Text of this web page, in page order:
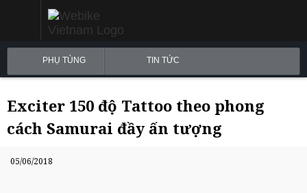
PHỤ TÙNG TIN TỨC
Exciter 150 độ Tattoo theo phong
cách Samurai đầy ấn tượng
05/06/2018